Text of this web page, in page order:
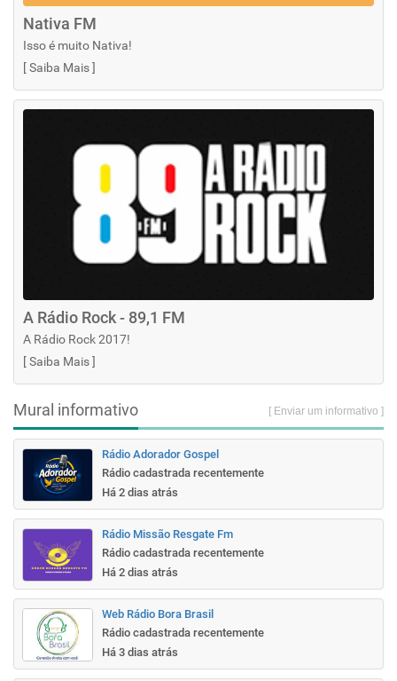
Nativa FM
Isso é muito Nativa!
[Saiba Mais]
A Rádio Rock - 89,1 FM
A Rádio Rock 2017!
[Saiba Mais]
Mural informativo [ Enviar um informativo ]
Rádio Adorador Gospel
Rádio cadastrada recentemente
Há 2 dias atrás
Rádio Missão Resgate Fm
Rádio cadastrada recentemente
Há 2 dias atrás
Web Rádio Bora Brasil
Rádio cadastrada recentemente
Há 3 dias atrás